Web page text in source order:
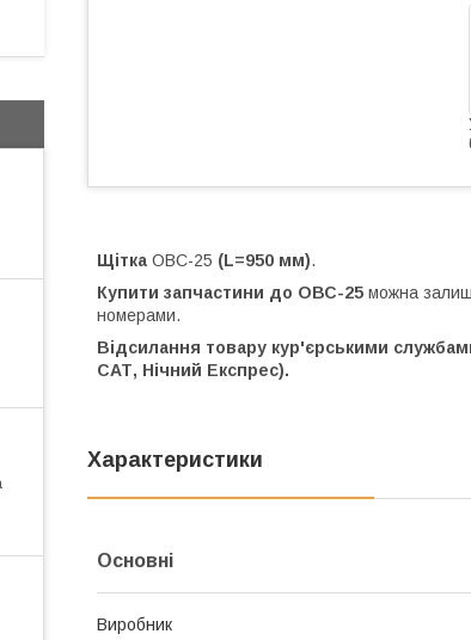
Щітка ОВС-25 (L=950 мм).
Купити запчастини до ОВС-25 можна
номерами.
Відсилання товару кур'єрськими
САТ, Нічний Експрес).
Характеристики
Основні
Виробник